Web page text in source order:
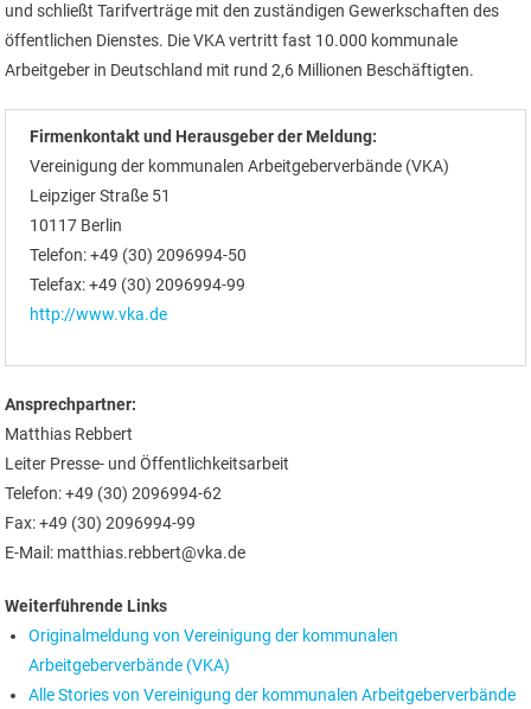
und schließt Tarifverträge mit den zuständigen Gewerkschaften des
öffentlichen Dienstes. Die VKA vertritt fast 10.000 kommunale
Arbeitgeber in Deutschland mit rund 2,6 Millionen Beschäftigten.
Firmenkontakt und Herausgeber der Meldung:
Vereinigung der kommunalen Arbeitgeberverbände (VKA)
Leipziger Straße 51
10117 Berlin
Telefon: +49 (30) 2096994-50
Telefax: +49 (30) 2096994-99
http://www.vka.de
Ansprechpartner:
Matthias Rebbert
Leiter Presse- und Öffentlichkeitsarbeit
Telefon: +49 (30) 2096994-62
Fax: +49 (30) 2096994-99
E-Mail: matthias.rebbert@vka.de
Weiterführende Links
Originalmeldung von Vereinigung der kommunalen
Arbeitgeberverbände (VKA)
Alle Stories von Vereinigung der kommunalen Arbeitgeberverbände